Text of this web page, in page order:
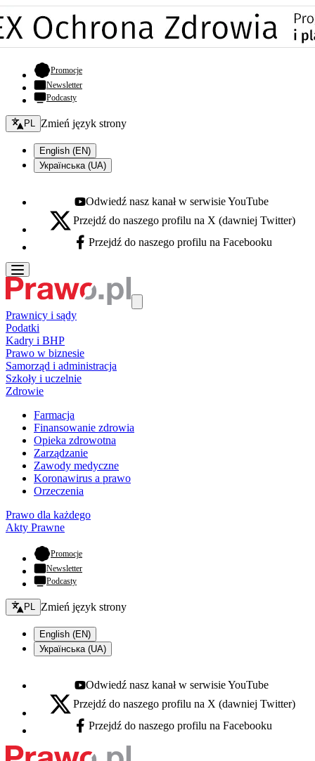
Promocje- otwiera się w nowej karcie
Newsletter
Podcasty
Zmień język - bieżący:
PL Zmień język strony
English (EN)
Українська (UA)
Youtube - otwiera się w nowej karcie
Odwiedź nasz kanał w serwisie YouTube
X - otwiera się w nowej karcie
Przejdź do naszego profilu na X (dawniej Twitter)
Facebook - otwiera się w nowej karcie
Przejdź do naszego profilu na Facebooku
Prawnicy i sądy
Podatki
Kadry i BHP
Prawo w biznesie
Samorząd i administracja
Szkoły i uczelnie
Zdrowie
Farmacja
Finansowanie zdrowia
Opieka zdrowotna
Zarządzanie
Zawody medyczne
Koronawirus a prawo
Orzeczenia
Prawo dla każdego
Akty Prawne
Promocje- otwiera się w nowej karcie
Newsletter
Podcasty
Zmień język - bieżący:
PL Zmień język strony
English (EN)
Українська (UA)
Youtube - otwiera się w nowej karcie
Odwiedź nasz kanał w serwisie YouTube
X - otwiera się w nowej karcie
Przejdź do naszego profilu na X (dawniej Twitter)
Facebook - otwiera się w nowej karcie
Przejdź do naszego profilu na Facebooku